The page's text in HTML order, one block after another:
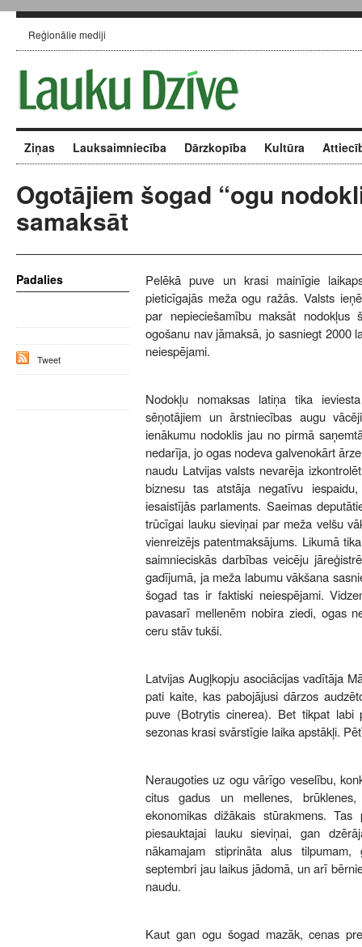
Reģionālie mediji
Ziņas Lauksaimniecība Dārzkopība Kultūra
Ogotājiem šogad “ogu
samaksāt
Pelēkā puve un krasi mainīgie
pieticīgajās meža ogu ražās. Valsts
par nepieciešamību maksāt
ogošanu nav jāmaksā, jo sasniegt 2000
neiespējami.
Nodokļu nomaksas latiņa tika
sēņotājiem un ārstniecības augu
ienākumu nodoklis jau no pirmā
nedarīja, jo ogas nodeva galvenokārt
naudu Latvijas valsts nevarēja
biznesu tas atstāja negatīvu
iesaistījās parlaments. Saeimas
trūcīgai lauku sieviņai par meža velšu
vienreizējs patentmaksājums. Likumā
saimnieciskās darbības veicēju
gadījumā, ja meža labumu vākšana
šogad tas ir faktiski neiespējami.
pavasarī mellenēm nobira ziedi, ogas
ceru stāv tukši.
Latvijas Augļkopju asociācijas vadītāja
pati kaite, kas pabojājusi dārzos
puve (Botrytis cinerea). Bet tikpat
sezonas krasi svārstīgie laika apstākļi.
Neraugoties uz ogu vārīgo veselību,
citus gadus un mellenes,
ekonomikas dižākais stūrakmens.
piesauktajai lauku sieviņai, gan
nākamajam stiprināta alus
septembri jau laikus jādomā, un arī
naudu.
Kaut gan ogu šogad mazāk, cenas
Padalies
Tweet